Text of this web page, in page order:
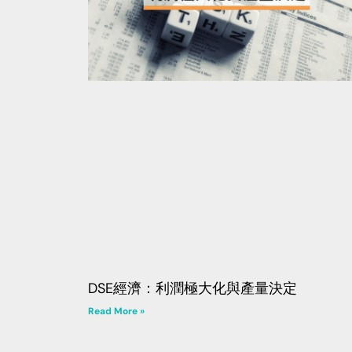
DSE經濟：利潤極大化與產量決定
Read More »